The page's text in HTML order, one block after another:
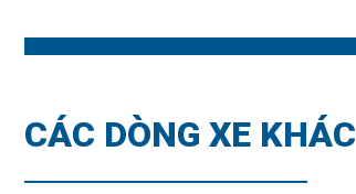
CÁC DÒNG XE KHÁC